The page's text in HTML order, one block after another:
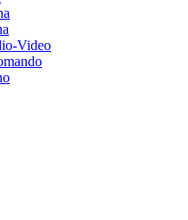
Video